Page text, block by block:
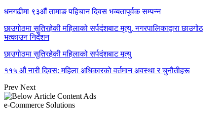
धनगढीमा ९३औं तामाङ पहिचान दिवस भव्यतापूर्वक सम्पन्न
छाउगोठमा सुतिरहेकी महिलाको सर्पदंशबाट मृत्यु, नगरपालिकाद्वारा छाउगोठ
भत्काउन निर्देशन
छाउगोठमा सुतिरहेकी महिलाको सर्पदंशबाट मृत्यु
११५ औं नारी दिवस: महिला अधिकारको वर्तमान अवस्था र चुनौतीहरू
Prev Next
e-Commerce Solutions